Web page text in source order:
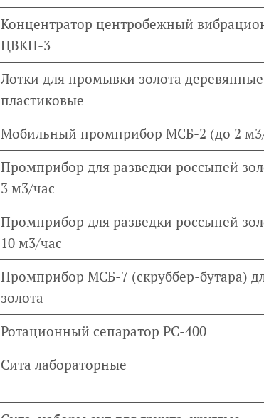
Концентратор центробежный
ЦВКП-3
Лотки для промывки золота
пластиковые
Мобильный промприбор МСБ-2 (до 2
Промприбор для разведки россыпей
3 м3/час
Промприбор для разведки россыпей
10 м3/час
Промприбор МСБ-7 (скруббер-бутара)
золота
Ротационный сепаратор РС-400
Сита лабораторные